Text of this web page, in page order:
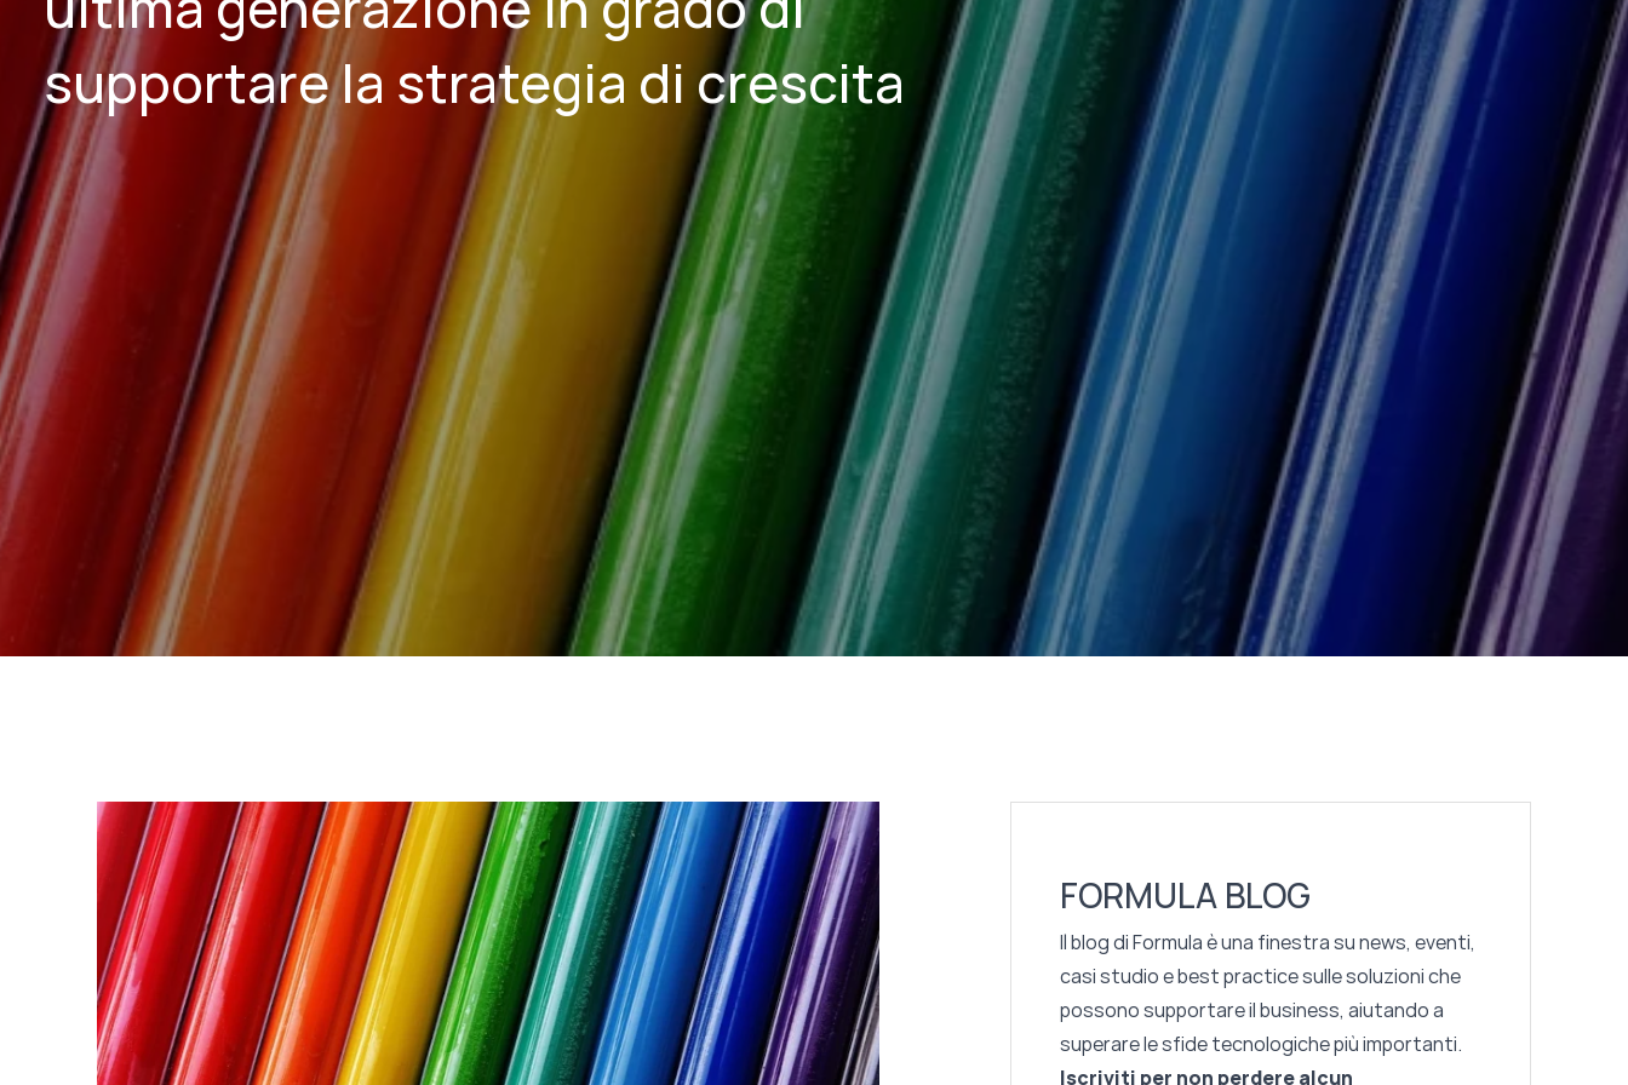
supportare la strategia di crescita
FORMULA BLOG
Il blog di Formula è una finestra su news, eventi,
casi studio e best practice sulle soluzioni che
possono supportare il business, aiutando a
superare le sfide tecnologiche più importanti.
Iscriviti per non perdere alcun